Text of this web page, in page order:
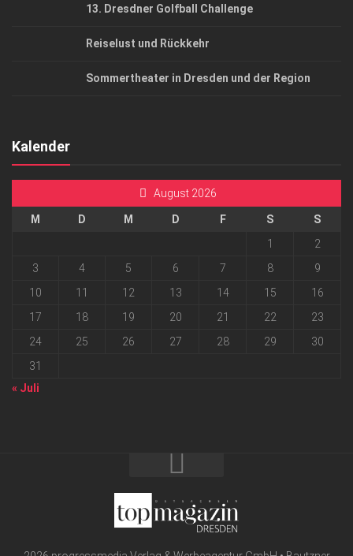
13. Dresdner Golfball Challenge
Reiselust und Rückkehr
Sommertheater in Dresden und der Region
Kalender
August 2026
M D M D F S
S
1
2
3
4 5 6 7 8
9
10
11 12 13 14 15
16
17
18 19 20 21 22
23
24
25 26 27 28 29
30
31
« Juli